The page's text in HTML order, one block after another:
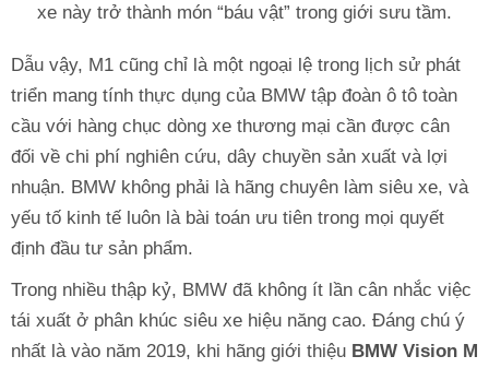
xe này trở thành món “báu vật” trong giới sưu tầm.
Dẫu vậy, M1 cũng chỉ là một ngoại lệ trong lịch sử phát
triển mang tính thực dụng của BMW tập đoàn ô tô toàn
cầu với hàng chục dòng xe thương mại cần được cân
đối về chi phí nghiên cứu, dây chuyền sản xuất và lợi
nhuận. BMW không phải là hãng chuyên làm siêu xe, và
yếu tố kinh tế luôn là bài toán ưu tiên trong mọi quyết
định đầu tư sản phẩm.
Trong nhiều thập kỷ, BMW đã không ít lần cân nhắc việc
tái xuất ở phân khúc siêu xe hiệu năng cao. Đáng chú ý
nhất là vào năm 2019, khi hãng giới thiệu BMW Vision M